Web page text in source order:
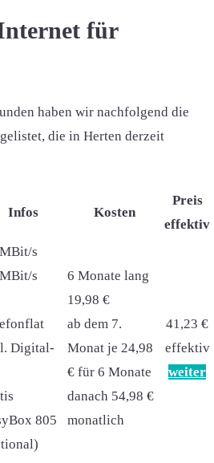
für
haben wir nachfolgend die
die in Herten derzeit
Infos Kosten
Preis
effektiv
s
s
Digital-
805
6 Monate lang
19,98 €
ab dem 7.
Monat je 24,98
€ für 6 Monate
danach 54,98 €
monatlich
41,23 €
effektiv
weiter